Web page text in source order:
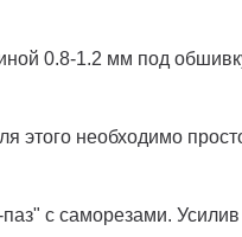
0.8-1.2 мм под
этого необходимо
с саморезами.